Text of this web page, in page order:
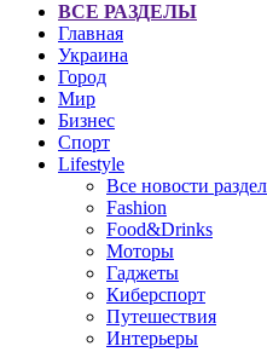
ВСЕ РАЗДЕЛЫ
Главная
Украина
Город
Мир
Бизнес
Спорт
Lifestyle
Все новости
Fashion
Food&Drinks
Моторы
Гаджеты
Киберспорт
Путешествия
Интерьеры